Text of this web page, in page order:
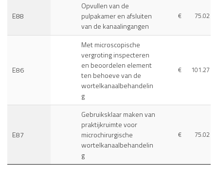
E88
Opvullen van de
pulpakamer en afsluiten
van de kanaalingangen
€ 75.02
E86
Met microscopische
vergroting inspecteren
en beoordelen element
ten behoeve van de
wortelkanaalbehandelin
g
€ 101.27
E87
Gebruiksklaar maken van
praktijkruimte voor
microchirurgische
wortelkanaalbehandelin
g
€ 75.02